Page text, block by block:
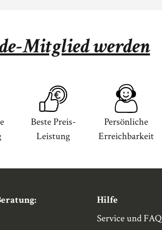
Mitglied werden
Beste Preis-
Leistung
Persönliche
Erreichbarkeit
Hilfe
Service und FAQ